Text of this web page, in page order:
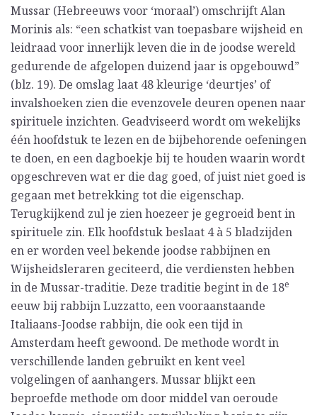
Mussar (Hebreeuws voor ‘moraal’) omschrijft Alan
Morinis als: “een schatkist van toepasbare wijsheid en
leidraad voor innerlijk leven die in de joodse wereld
gedurende de afgelopen duizend jaar is opgebouwd”
(blz. 19). De omslag laat 48 kleurige ‘deurtjes’ of
invalshoeken zien die evenzovele deuren openen naar
spirituele inzichten. Geadviseerd wordt om wekelijks
één hoofdstuk te lezen en de bijbehorende oefeningen
te doen, en een dagboekje bij te houden waarin wordt
opgeschreven wat er die dag goed, of juist niet goed is
gegaan met betrekking tot die eigenschap.
Terugkijkend zul je zien hoezeer je gegroeid bent in
spirituele zin. Elk hoofdstuk beslaat 4 à 5 bladzijden
en er worden veel bekende joodse rabbijnen en
Wijsheidsleraren geciteerd, die verdiensten hebben
in de Mussar-traditie. Deze traditie begint in de 18e
eeuw bij rabbijn Luzzatto, een vooraanstaande
Italiaans-Joodse rabbijn, die ook een tijd in
Amsterdam heeft gewoond. De methode wordt in
verschillende landen gebruikt en kent veel
volgelingen of aanhangers. Mussar blijkt een
beproefde methode om door middel van oeroude